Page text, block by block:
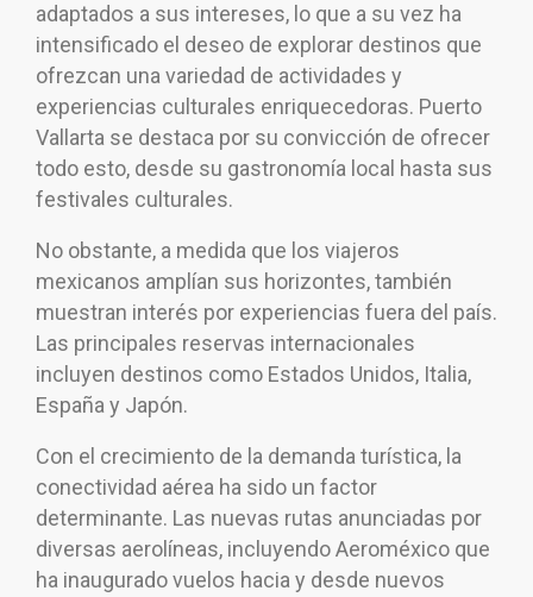
adaptados a sus intereses, lo que a su vez ha
intensificado el deseo de explorar destinos que
ofrezcan una variedad de actividades y
experiencias culturales enriquecedoras. Puerto
Vallarta se destaca por su convicción de ofrecer
todo esto, desde su gastronomía local hasta sus
festivales culturales.
No obstante, a medida que los viajeros
mexicanos amplían sus horizontes, también
muestran interés por experiencias fuera del país.
Las principales reservas internacionales
incluyen destinos como Estados Unidos, Italia,
España y Japón.
Con el crecimiento de la demanda turística, la
conectividad aérea ha sido un factor
determinante. Las nuevas rutas anunciadas por
diversas aerolíneas, incluyendo Aeroméxico que
ha inaugurado vuelos hacia y desde nuevos